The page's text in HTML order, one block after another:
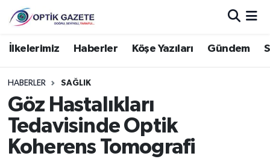
İlkelerimiz Haberler Köşe Yazıları Gündem
HABERLER SAĞLIK
Göz Hastalıkları
Tedavisinde Optik
Koherens Tomografi
Nöbetçi Eczaneler
Hava Durumu
İstanbul Namaz Vakitleri
Trafik Durumu